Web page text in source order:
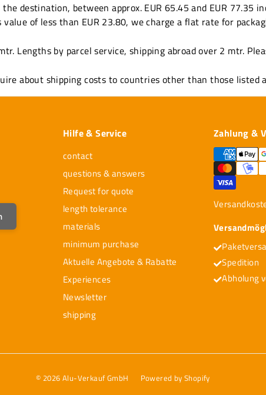
destination, between approx. EUR 65.45 and EUR 77.35
of less than EUR 23.80, we charge a flat rate for
Lengths by parcel service, shipping abroad over 2 mtr.
about shipping costs to countries other than those listed
Hilfe & Service
contact
questions & answers
Request for quote
length tolerance
materials
minimum purchase
Aktuelle Angebote & Rabatte
Experiences
Newsletter
shipping
Zahlung &
Spedition
Abholung
© 2026 Alu-Verkauf GmbH Powered by Shopify